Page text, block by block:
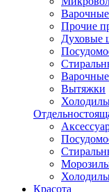
Прочие
Духовые
Вытяжки
Красота